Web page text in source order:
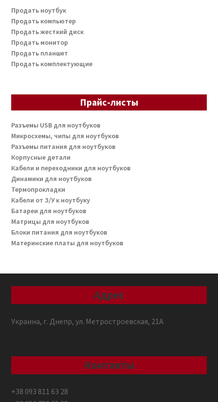
Продать ноутбук
Продать компьютер
Продать жесткий диск
Продать монитор
Продать планшет
Продать комплектующие
Прайс-листы
Разъемы USB для ноутбуков
Микросхемы, чипы для ноутбуков
Разъемы питания для ноутбуков
Корпусные детали
Кабели и переходники для ноутбуков
Динамики для ноутбуков
Термопрокладки
Кабели от З/У к ноутбуку
Батареи для ноутбуков
Матрицы для ноутбуков
Блоки питания для ноутбуков
Материнские платы для ноутбуков
Адрес
Украина, г. Днепр, ул. Метростроевская, 21А
Контакты
+38 093 811 63 28